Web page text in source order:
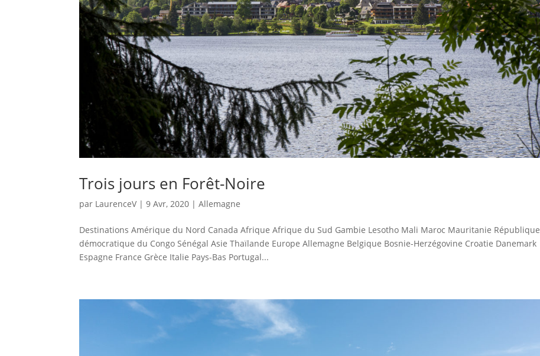
Trois jours en Forêt-Noire
par LaurenceV |9 Avr, 2020 |Allemagne
Destinations Amérique du Nord Canada Afrique Afrique du Sud Gambie Lesotho Mali Maroc Mauritanie République
démocratique du Congo Sénégal Asie Thaïlande Europe Allemagne Belgique Bosnie-Herzégovine Croatie Danemark
Espagne France Grèce Italie Pays-Bas Portugal...